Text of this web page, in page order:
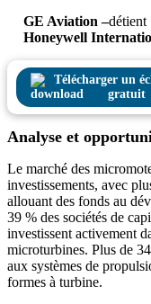
GE Aviation –détient
Honeywell
Télécharger un
gratuit
Analyse et
Le marché des
investissements, avec
allouant des fonds au
39 % des sociétés de
investissent activement
microturbines. Plus de
aux systèmes de
formes à turbine.